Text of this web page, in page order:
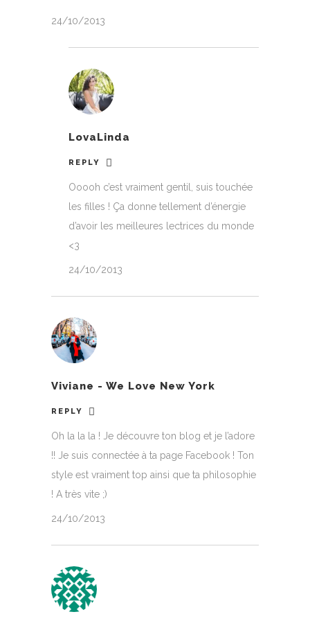
24/10/2013
LovaLinda
REPLY
Ooooh c’est vraiment gentil, suis touchée
les filles ! Ça donne tellement d’énergie
d’avoir les meilleures lectrices du monde
<3
24/10/2013
Viviane - We Love New York
REPLY
Oh la la la ! Je découvre ton blog et je l’adore
!! Je suis connectée à ta page Facebook ! Ton
style est vraiment top ainsi que ta philosophie
! A très vite ;)
24/10/2013